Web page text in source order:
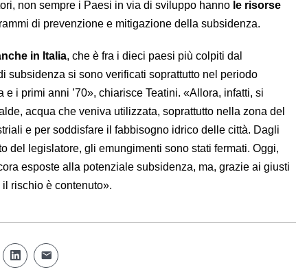
non sempre i Paesi in via di sviluppo hanno le risorse
di prevenzione e mitigazione della subsidenza.
in Italia, che è fra i dieci paesi più colpiti dal
subsidenza si sono verificati soprattutto nel periodo
i primi anni ’70», chiarisce Teatini. «Allora, infatti, si
acqua che veniva utilizzata, soprattutto nella zona del
e per soddisfare il fabbisogno idrico delle città. Dagli
del legislatore, gli emungimenti sono stati fermati. Oggi,
esposte alla potenziale subsidenza, ma, grazie ai giusti
rischio è contenuto».